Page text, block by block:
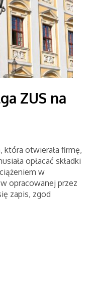
ZUS na
która otwierała firmę,
opłacać składki
w
opracowanej przez
zapis, zgod